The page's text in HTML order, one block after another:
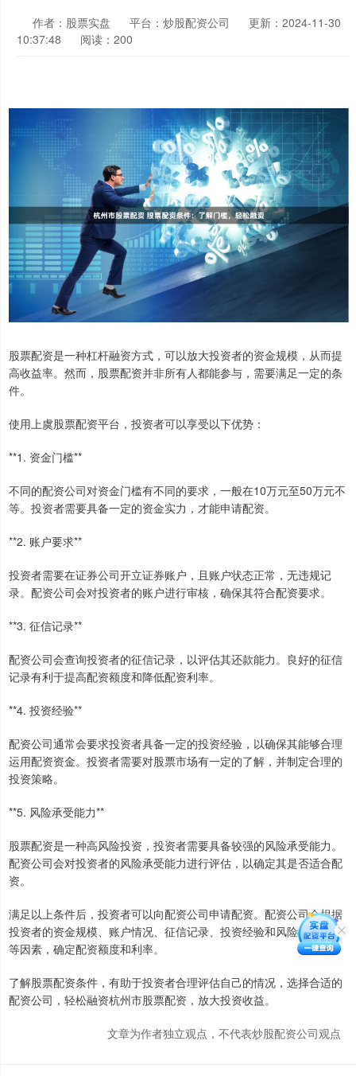
作者：股票实盘 平台：炒股配资公司
更新：2024-11-30
10:37:48
阅读：200
股票配资是一种杠杆融资方式，可以放大投资者的资金规模，从而提
高收益率。然而，股票配资并非所有人都能参与，需要满足一定的条
件。
使用上虞股票配资平台，投资者可以享受以下优势：
**1. 资金门槛**
不同的配资公司对资金门槛有不同的要求，一般在10万元至50万元不
等。投资者需要具备一定的资金实力，才能申请配资。
**2. 账户要求**
投资者需要在证券公司开立证券账户，且账户状态正常，无违规记
录。配资公司会对投资者的账户进行审核，确保其符合配资要求。
**3. 征信记录**
配资公司会查询投资者的征信记录，以评估其还款能力。良好的征信
记录有利于提高配资额度和降低配资利率。
**4. 投资经验**
配资公司通常会要求投资者具备一定的投资经验，以确保其能够合理
运用配资资金。投资者需要对股票市场有一定的了解，并制定合理的
投资策略。
**5. 风险承受能力**
股票配资是一种高风险投资，投资者需要具备较强的风险承受能力。
配资公司会对投资者的风险承受能力进行评估，以确定其是否适合配
资。
满足以上条件后，投资者可以向配资公司申请配资。配资公司会根据
投资者的资金规模、账户情况、征信记录、投资经验和风险承受能力
等因素，确定配资额度和利率。
了解股票配资条件，有助于投资者合理评估自己的情况，选择合适的
配资公司，轻松融资杭州市股票配资，放大投资收益。
文章为作者独立观点，不代表炒股配资公司观点